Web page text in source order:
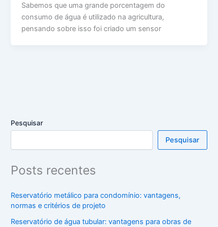
Sabemos que uma grande porcentagem do
consumo de água é utilizado na agricultura,
pensando sobre isso foi criado um sensor
Pesquisar
Pesquisar
Posts recentes
Reservatório metálico para condomínio: vantagens,
normas e critérios de projeto
Reservatório de água tubular: vantagens para obras de